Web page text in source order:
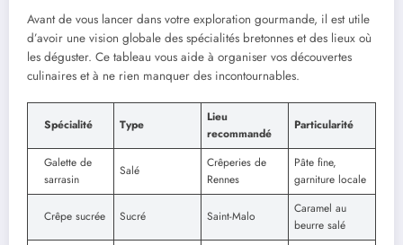
Avant de vous lancer dans votre exploration gourmande, il est utile
d’avoir une vision globale des spécialités bretonnes et des lieux où
les déguster. Ce tableau vous aide à organiser vos découvertes
culinaires et à ne rien manquer des incontournables.
Spécialité Type
Lieu
recommandé
Particularité
Galette de
sarrasin
Salé
Crêperies de
Rennes
Pâte fine,
garniture locale
Crêpe sucrée Sucré Saint-Malo
Caramel au
beurre salé